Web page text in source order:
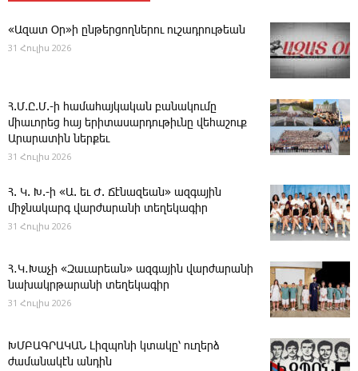
«Ազատ Օր»ի ընթերցողներու ուշադրութեան
31 Հուլիս 2026
Հ.Մ.Ը.Մ.-ի համահայկական բանակումը
միաւորեց հայ երիտասարդութիւնը վեհաշուք
Արարատին ներքեւ
31 Հուլիս 2026
Հ. Կ. Խ.-ի «Ա. եւ Ժ. ­Ճէնազեան» ազգային
միջնակարգ վարժարանի տեղեկագիր
31 Հուլիս 2026
Հ․Կ․Խաչի «Զաւարեան» ազգային վարժարանի
նախակրթարանի տեղեկագիր
31 Հուլիս 2026
ԽՄԲԱԳՐԱԿԱՆ ­Լիզպոնի կտակը՝ ուղերձ
ժամանակէն անդին